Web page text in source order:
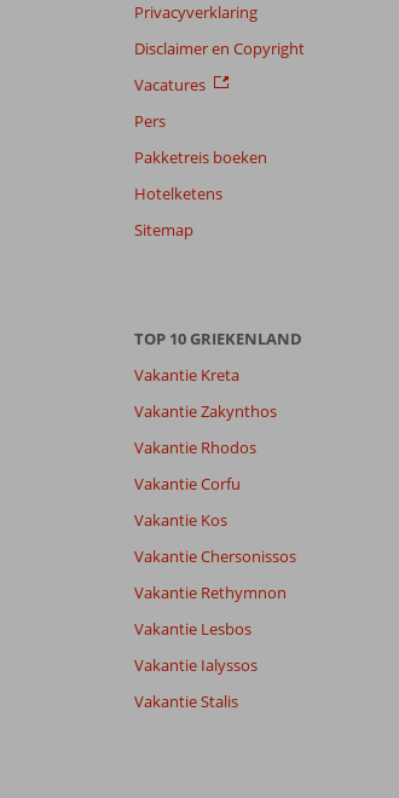
Sorteren op
datum (nieuw > oud)
Privacyverklaring
Disclaimer en Copyright
Vacatures
Pers
Pakketreis boeken
Hotelketens
Sitemap
TOP 10 GRIEKENLAND
Vakantie Kreta
Vakantie Zakynthos
Vakantie Rhodos
Vakantie Corfu
Vakantie Kos
Vakantie Chersonissos
Vakantie Rethymnon
Vakantie Lesbos
Vakantie Ialyssos
Vakantie Stalis